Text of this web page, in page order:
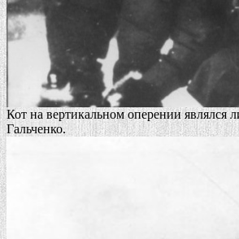
Кот на вертикальном оперении являлся
Гальченко.